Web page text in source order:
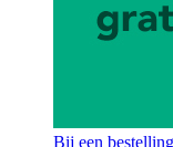
Bij een